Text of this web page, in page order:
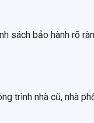
sách bảo hành rõ
trình nhà cũ, nhà